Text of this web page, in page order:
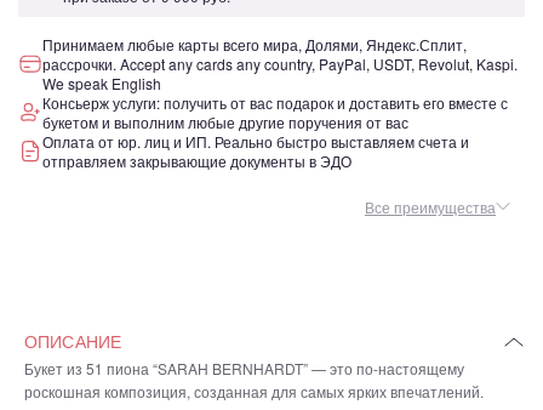
Принимаем любые карты всего мира, Долями, Яндекс.Сплит,
рассрочки. Accept any cards any country, PayPal, USDT, Revolut, Kaspi.
We speak English
Консьерж услуги: получить от вас подарок и доставить его вместе с
букетом и выполним любые другие поручения от вас
Оплата от юр. лиц и ИП. Реально быстро выставляем счета и
отправляем закрывающие документы в ЭДО
Все преимущества
ОПИСАНИЕ
Букет из 51 пиона “SARAH BERNHARDT” — это по-настоящему
роскошная композиция, созданная для самых ярких впечатлений.